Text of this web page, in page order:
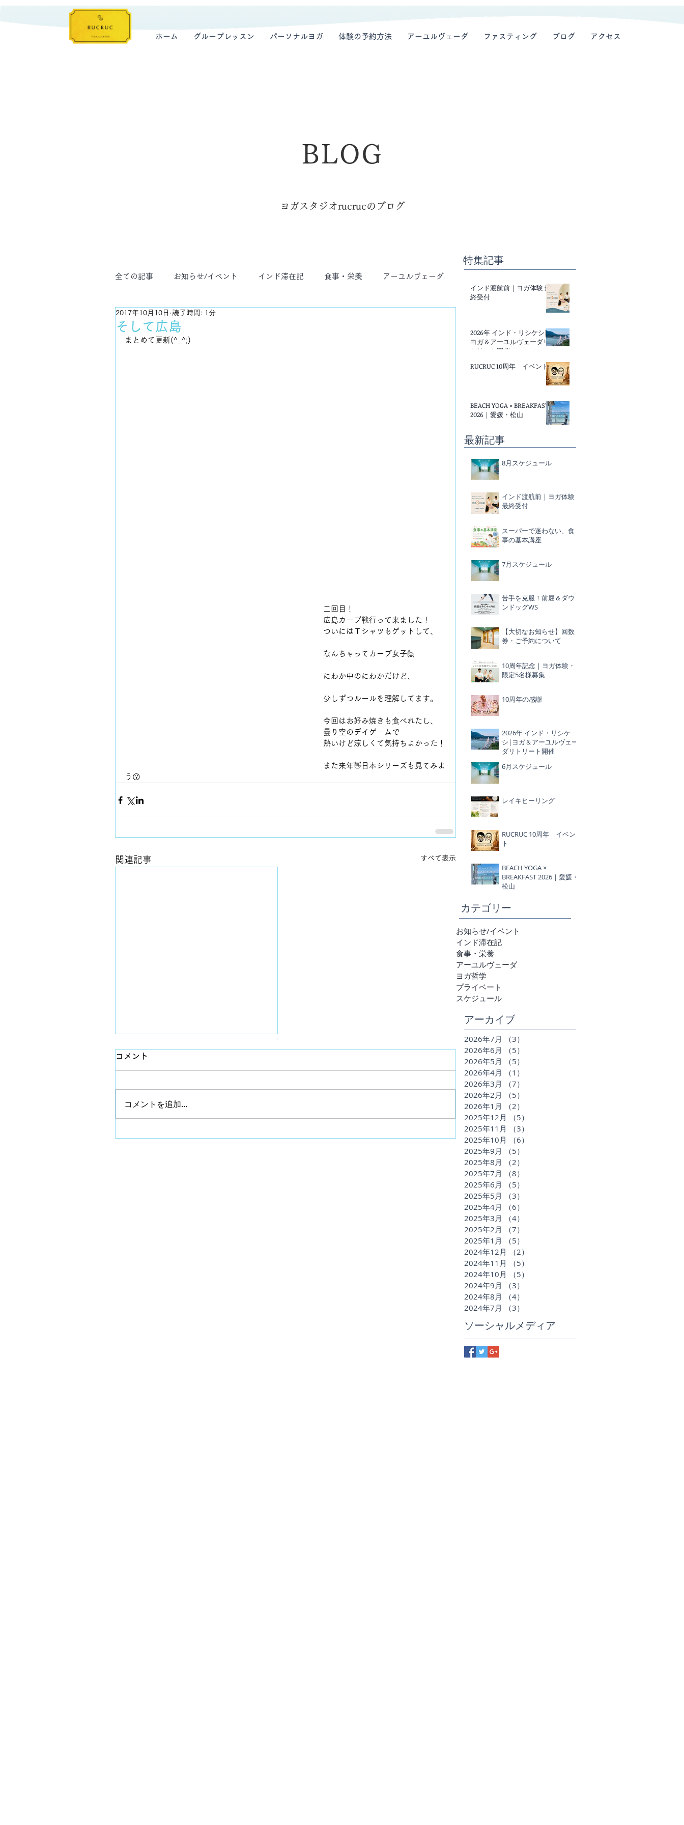
ホーム グループレッスン パーソナルヨガ 体験の予約方法 アーユルヴェーダ ファスティング ブログ アクセス
BLOG
ヨガスタジオrucrucのブログ
全ての記事 お知らせ/イベント インド滞在記 食事・栄養 アーユルヴェーダ
ヨガ哲学 プライベート
そして広島
2017年10月10日 読了時間: 1分
まとめて更新(^_^;)
二回目！
広島カープ戦行って来ました！
ついにはＴシャツもゲットして、
なんちゃってカープ女子🙋
にわか中のにわかだけど、
少しずつルールを理解してます。
今回はお好み焼きも食べれたし、
曇り空のデイゲームで
熱いけど涼しくて気持ちよかった！
また来年👋日本シリーズも見てみよ
う😗
関連記事 すべて表示
8月スケジュール
コメント
コメントを追加…
特集記事
インド渡航前｜ヨガ体験 最
終受付
2026年 インド・リシケシ|
ヨガ＆アーユルヴェーダリ
トリート開催
RUCRUC 10周年 イベント
BEACH YOGA × BREAKFAST
2026｜愛媛・松山
最新記事
8月スケジュール
インド渡航前｜ヨガ体験
最終受付
スーパーで迷わない、食
事の基本講座
7月スケジュール
苦手を克服！前屈＆ダウ
ンドッグWS
【大切なお知らせ】回数
券・ご予約について
10周年記念｜ヨガ体験・
限定5名様募集
10周年の感謝
2026年 インド・リシケ
シ|ヨガ＆アーユルヴェー
ダリトリート開催
6月スケジュール
レイキヒーリング
RUCRUC 10周年 イベン
ト
BEACH YOGA ×
BREAKFAST 2026｜愛媛・
松山
​カテゴリー
お知らせ/イベント
インド滞在記
食事・栄養
アーユルヴェーダ
ヨガ哲学
プライベート
スケジュール
アーカイブ
2026年7月 （3）
2026年6月
（5）
2026年5月
（5）
2026年4月
（1）
2026年3月
（7）
2026年2月
（5）
2026年1月
（2）
2025年12月
（5）
2025年11月
（3）
2025年10月
（6）
2025年9月
（5）
2025年8月
（2）
2025年7月
（8）
2025年6月
（5）
2025年5月
（3）
2025年4月
（6）
2025年3月
（4）
2025年2月
（7）
2025年1月
（5）
2024年12月
（2）
2024年11月
（5）
2024年10月
（5）
2024年9月
（3）
2024年8月
（4）
2024年7月
（3）
ソーシャルメディア